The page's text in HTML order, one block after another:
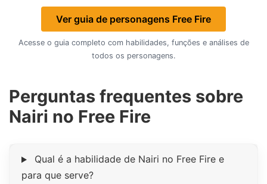
Ver guia de personagens Free Fire
Acesse o guia completo com habilidades, funções e análises de
todos os personagens.
Perguntas frequentes sobre
Nairi no Free Fire
Qual é a habilidade de Nairi no Free Fire e
para que serve?